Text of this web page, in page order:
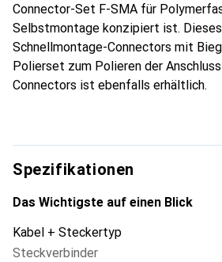
Connector-Set F-SMA für
Selbstmontage konzipiert ist.
Schnellmontage-Connectors mit
Polierset zum Polieren der
Connectors ist ebenfalls erhältlich.
Spezifikationen
Das Wichtigste auf einen Blick
Kabel + Steckertyp
Steckverbinder